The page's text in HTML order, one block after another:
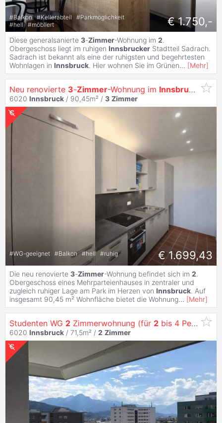
#Balkon #Kellerabteil #Parkmöglichkeit
#hell #möbliert € 1.750,-
Diese generalsanierte 3-Zimmer-Wohnung im 2.
Obergeschoss liegt im ruhigen Innsbrucker Stadtteil Sadrach.
Sadrach ist bekannt als eine der ruhigsten und begehrtesten
Wohnlagen in Innsbruck. Hier wohnen Sie im Grünen... [Mehr]
Neu renovierte 3-Zimmer-Wohnung im Innsbrucker
6020 Innsbruck / 90,45m² / 3 Zimmer
#WG-geeignet #Balkon #hell #ruhig € 1.699,43
Die neu renovierte 3-Zimmer-Wohnung befindet sich im 2.
Obergeschoss eines Mehrparteienhauses in zentraler und
zugleich ruhiger Lage am Park im Herzen von Innsbruck. Auf
insgesamt 90,45 m² Wohnfläche bietet die Wohnung... [Mehr]
Studenten WG 2 Zimmerwohnung (für 2 bis 4 Personen) in
6020 Innsbruck / 71,5m² / 2 Zimmer